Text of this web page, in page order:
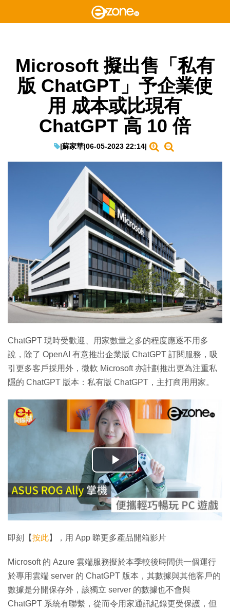
Microsoft 擬出售「私有
版 ChatGPT」予企業使
用 成本或比現有
ChatGPT 高 10 倍
|蘇家華|06-05-2023 22:14|
ChatGPT 現時受歡迎、用家數量之多的程度應逐不用多
說，除了 OpenAI 有意推出企業版 ChatGPT 訂閱服務，吸
引更多客戶採用外，微軟 Microsoft 亦計劃推出更為注重私
隱的 ChatGPT 版本：私有版 ChatGPT，主打商用用家。
播
放
影
片
即刻【按此】，用 App 睇更多產品開箱影片
Microsoft 的 Azure 雲端服務擬於本季較後時間供一個運行
於專用雲端 server 的 ChatGPT 版本，其數據與其他客戶的
數據是分開保存外，該獨立 server 的數據也不會與
ChatGPT 系統有聯繫，從而令用家通訊紀錄更受保護，但